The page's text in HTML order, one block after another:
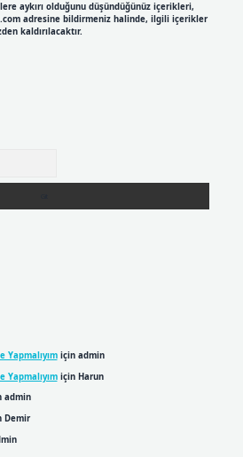
aykırı olduğunu düşündüğünüz içerikleri,
adresine bildirmeniz halinde, ilgili içerikler
kaldırılacaktır.
Yapmalıyımiçin admin
Yapmalıyımiçin Harun
admin
Demir